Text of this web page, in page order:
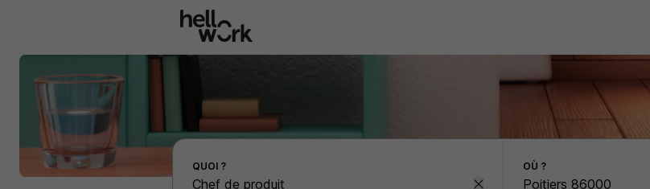
Effectuer une recherche d'emploi par localité
QUOI ? OÙ ?